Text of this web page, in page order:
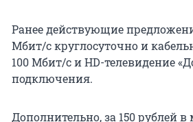
Ранее действующие
Мбит/c круглосуточно и
100 Мбит/c и HD-телевидение
подключения.
Дополнительно, за 150 рублей